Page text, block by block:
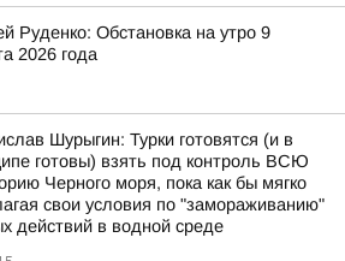
Руденко: Обстановка на утро 9
2026 года
Шурыгин: Турки готовятся (и в
готовы) взять под контроль ВСЮ
Черного моря, пока как бы мягко
свои условия по "замораживанию"
действий в водной среде